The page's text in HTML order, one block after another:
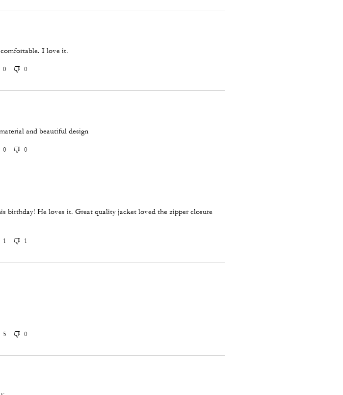
I love it.
0 0
and beautiful design
0 0
birthday! He loves it. Great quality jacket loved the zipper closure
1 1
5 0